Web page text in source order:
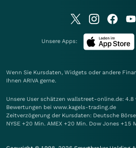
Unsere Apps:
Wenn Sie Kursdaten, Widgets oder andere
Ihnen ARIVA gerne.
Unsere User schätzen wallstreet-online.de:
Bewertungen bei www.kagels-trading.de
Zeitverzögerung der Kursdaten: Deutsche
NYSE +20 Min. AMEX +20 Min. Dow Jones +15